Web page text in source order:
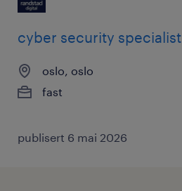
cyber security specialist
oslo, oslo
fast
publisert 6 mai 2026